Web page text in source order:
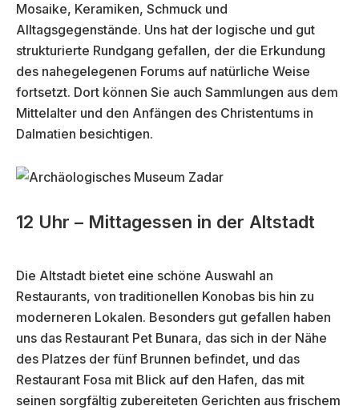
Mosaike, Keramiken, Schmuck und
Alltagsgegenstände. Uns hat der logische und gut
strukturierte Rundgang gefallen, der die Erkundung
des nahegelegenen Forums auf natürliche Weise
fortsetzt. Dort können Sie auch Sammlungen aus dem
Mittelalter und den Anfängen des Christentums in
Dalmatien besichtigen.
12 Uhr – Mittagessen in der Altstadt
Die Altstadt bietet eine schöne Auswahl an
Restaurants, von traditionellen Konobas bis hin zu
moderneren Lokalen. Besonders gut gefallen haben
uns das Restaurant Pet Bunara, das sich in der Nähe
des Platzes der fünf Brunnen befindet, und das
Restaurant Fosa mit Blick auf den Hafen, das mit
seinen sorgfältig zubereiteten Gerichten aus frischem